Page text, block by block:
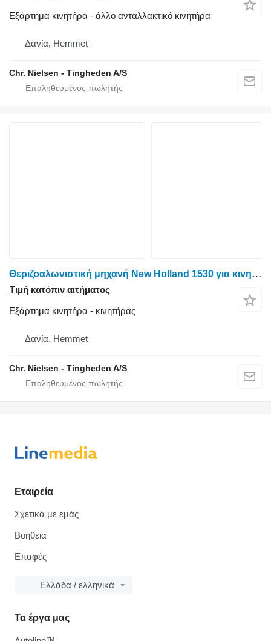
Εξάρτημα κινητήρα - άλλο ανταλλακτικό κινητήρα
Δανία, Hemmet
Chr. Nielsen - Tingheden A/S
Θεριζοαλωνιστική μηχανή New Holland 1530 για κινητήρας Ford 2713Ε
Τιμή κατόπιν αιτήματος
Εξάρτημα κινητήρα - κινητήρας
Δανία, Hemmet
Chr. Nielsen - Tingheden A/S
Εταιρεία
Σχετικά με εμάς
Βοήθεια
Επαφές
Ελλάδα / ελληνικά
Τα έργα μας